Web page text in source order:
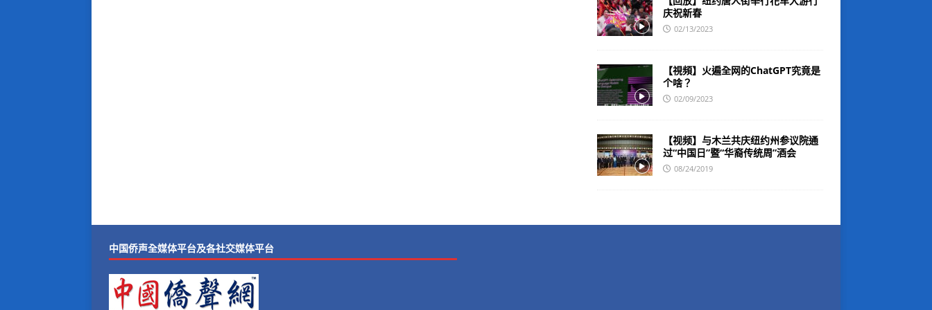
庆祝新春
02/13/2023
【視頻】火遍全网的ChatGPT究竟是
个啥？
02/09/2023
【视频】与木兰共庆纽约州参议院通
过“中国日”暨“华裔传统周”酒会
08/24/2019
中国侨声全媒体平台及各社交媒体平台